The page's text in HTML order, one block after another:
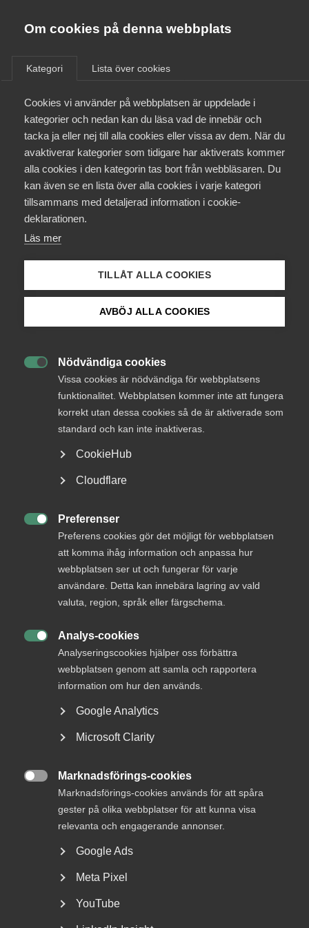
Om cookies på denna webbplats
Kategori Lista över cookies
Cookies vi använder på webbplatsen är uppdelade i
kategorier och nedan kan du läsa vad de innebär och
tacka ja eller nej till alla cookies eller vissa av dem. När du
avaktiverar kategorier som tidigare har aktiverats kommer
alla cookies i den kategorin tas bort från webbläsaren. Du
kan även se en lista över alla cookies i varje kategori
tillsammans med detaljerad information i cookie-
deklarationen.
Läs mer
TILLÅT ALLA COOKIES
AVBÖJ ALLA COOKIES
Nödvändiga cookies
Vissa cookies är nödvändiga för webbplatsens
funktionalitet. Webbplatsen kommer inte att fungera
korrekt utan dessa cookies så de är aktiverade som
standard och kan inte inaktiveras.
CookieHub
Cloudflare
Preferenser
Preferens cookies gör det möjligt för webbplatsen
att komma ihåg information och anpassa hur
webbplatsen ser ut och fungerar för varje
användare. Detta kan innebära lagring av vald
valuta, region, språk eller färgschema.
Analys-cookies
Analyseringscookies hjälper oss förbättra
webbplatsen genom att samla och rapportera
information om hur den används.
Google Analytics
Microsoft Clarity
Marknadsförings-cookies
Marknadsförings-cookies används för att spåra
gester på olika webbplatser för att kunna visa
relevanta och engagerande annonser.
Google Ads
Meta Pixel
YouTube
Almega Utbildning
Innovations­företagen
Kompetens­företagen
Medie­företagen
Säkerhets­företagen
Tåg­företagen
Om Almega
Aktuellt
Medlemskapet
Mina sidor
Kurser & utbildningar
Logga in på Arbetsgivarguiden
Sök på almega.se
Cookie-inställningar
Nytt kollektivavtal
Städningsarbete i egen regi
tecknat med Fastighets
Almega Tjänsteföretagen och Vårdföretagarna har
tecknat nytt kollektivavtal och löneavtal med
avtalsområdet Städningsarbete i egen regi.
Kollektivavtalet är tillämpligt för anställda städare.
Avtalet gäller för perioden 1 november 2023 till 31
oktober 2025 och utan möjlighet till uppsägning.
Det samlade avtalsvärdet uppgår till 7,4 procent
Avtalsrörelse Kollektivavtal
26 oktober 2023 Arbetsgivarnytt
medlemmar
Logga in
Bli medlem
MER OM AVTALSRÖRELSE
29 juni Debattartiklar
Med hot som verktyg byggs ingen
Revisions- och konsult­avtalen